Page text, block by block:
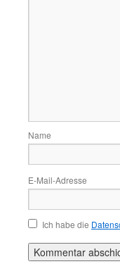
Name
E-Mail-Adresse
Ich habe die